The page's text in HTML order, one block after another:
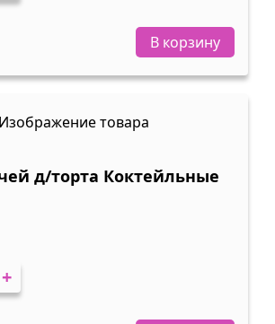
В корзину
д/торта Коктейльные
+